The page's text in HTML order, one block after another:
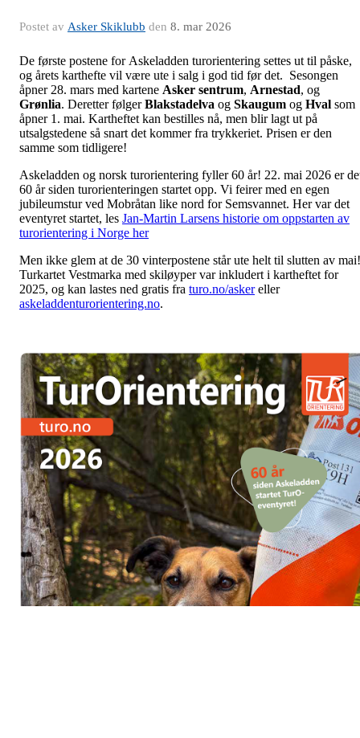
Postet av Asker Skiklubb den 8. mar 2026
De første postene for Askeladden turorientering settes ut til påske,
og årets karthefte vil være ute i salg i god tid før det. Sesongen
åpner 28. mars med kartene Asker sentrum, Arnestad, og
Grønlia. Deretter følgerBlakstadelva og Skaugum og Hval som
åpner 1. mai. Kartheftet kan bestilles nå, men blir lagt ut på
utsalgstedene så snart det kommer fra trykkeriet. Prisen er den
samme som tidligere!
Askeladden og norsk turorientering fyller 60 år! 22. mai 2026 er
60 år siden turorienteringen startet opp. Vi feirer med en egen
jubileumstur ved Mobråtan like nord for Semsvannet. Her var det
eventyret startet, les Jan-Martin Larsens historie om oppstarten av
turorientering i Norge her
Men ikke glem at de 30 vinterpostene står ute helt til slutten av mai!
Turkartet Vestmarka med skiløyper var inkludert i kartheftet for
2025, og kan lastes ned gratis fra turo.no/askereller
askeladdenturorientering.no.